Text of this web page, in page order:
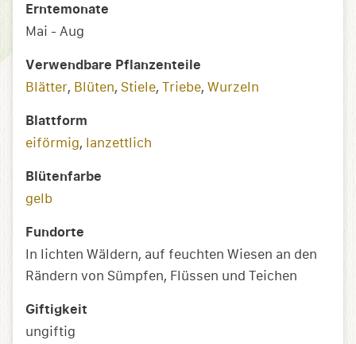
Erntemonate
Mai - Aug
Verwendbare Pflanzenteile
Blätter, Blüten, Stiele, Triebe, Wurzeln
Blattform
eiförmig, lanzettlich
Blütenfarbe
gelb
Fundorte
In lichten Wäldern, auf feuchten Wiesen an den
Rändern von Sümpfen, Flüssen und Teichen
Giftigkeit
ungiftig